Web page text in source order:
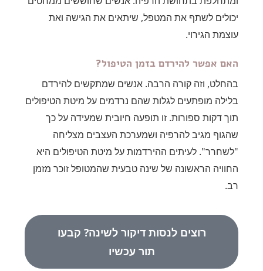
יכולים לשתף את המטפל, שיתאים את הגישה ואת
עוצמת הגירוי.
האם אפשר להירדם בזמן הטיפול?
בהחלט, וזה קורה הרבה. אנשים שמתקשים להירדם
בלילה מופתעים לגלות שהם נרדמים על מיטת הטיפולים
תוך דקות ספורות. זו תופעה חיובית שמעידה על כך
שהגוף מגיב להרפיה ושמערכת העצבים מצליחה
"לשחרר". לעיתים ההירדמות על מיטת הטיפולים היא
החוויה הראשונה של שינה טבעית שהמטופל זוכר מזמן
רב.
רוצים לנסות דיקור לשינה? קבעו
תור עכשיו